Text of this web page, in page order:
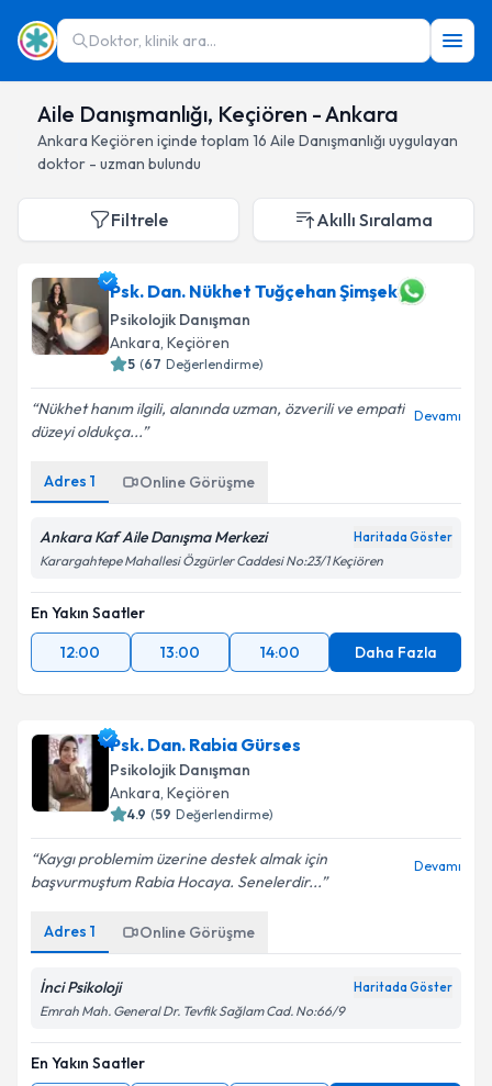
Doktor, klinik ara...
Aile Danışmanlığı, Keçiören - Ankara
Ankara Keçiören içinde toplam 16 Aile Danışmanlığı uygulayan
doktor - uzman bulundu
Filtrele Akıllı Sıralama
Psk. Dan. Nükhet Tuğçehan Şimşek
Psikolojik Danışman
Ankara, Keçiören
5 (67 Değerlendirme)
Nükhet hanım ilgili, alanında uzman, özverili ve empati
düzeyi oldukça...
Devamı
Adres 1 Online Görüşme
Ankara Kaf Aile Danışma Merkezi Haritada Göster
Karargahtepe Mahallesi Özgürler Caddesi No:23/1 Keçiören
En Yakın Saatler
12:00
13:00 14:00 Daha Fazla
Psk. Dan. Rabia Gürses
Psikolojik Danışman
Ankara, Keçiören
4.9 (59 Değerlendirme)
Kaygı problemim üzerine destek almak için
başvurmuştum Rabia Hocaya. Senelerdir...
Devamı
Adres 1 Online Görüşme
İnci Psikoloji Haritada Göster
Emrah Mah. General Dr. Tevfik Sağlam Cad. No:66/9
En Yakın Saatler